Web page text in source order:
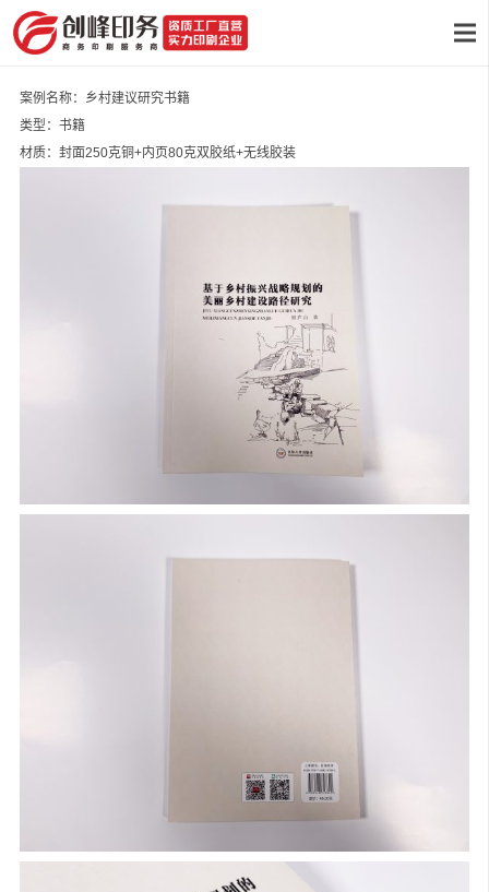
案例名称：乡村建议研究书籍
类型：书籍
材质：封面250克铜+内页80克双胶纸+无线胶装